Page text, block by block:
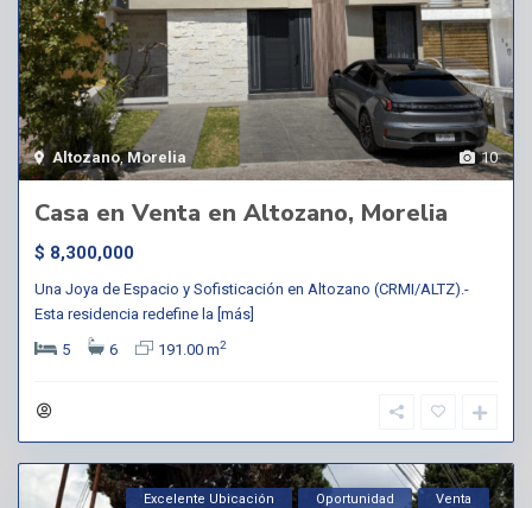
10
Altozano,Morelia
Casa en Venta en Altozano, Morelia
$ 8,300,000
Una Joya de Espacio y Sofisticación en Altozano (CRMI/ALTZ).-
Esta residencia redefine la [más]
5
6 191.00 m2
Excelente Ubicación Oportunidad Venta